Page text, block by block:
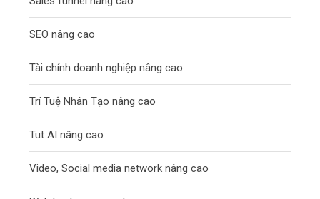
SEO nâng cao
Tài chính doanh nghiệp nâng cao
Trí Tuệ Nhân Tạo nâng cao
Tut AI nâng cao
Video, Social media network nâng cao